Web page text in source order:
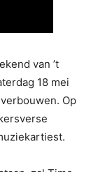
van ’t
18 mei
Op